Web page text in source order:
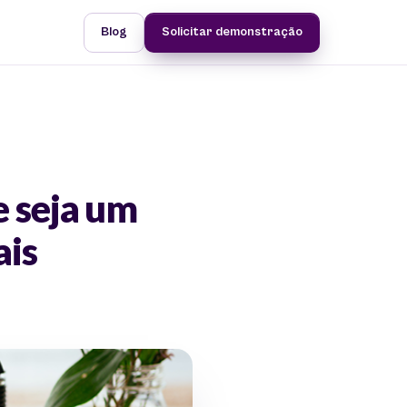
Blog Solicitar demonstração
seja um